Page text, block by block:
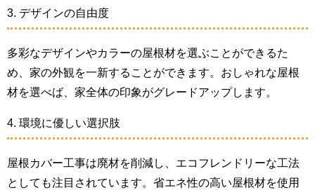
3. デザインの自由度
多彩なデザインやカラーの屋根材を選ぶことができるた
め、家の外観を一新することができます。おしゃれな屋根
材を選べば、家全体の印象がグレードアップします。
4. 環境に優しい選択肢
屋根カバー工事は廃材を削減し、エコフレンドリーな工法
としても注目されています。省エネ性の高い屋根材を使用